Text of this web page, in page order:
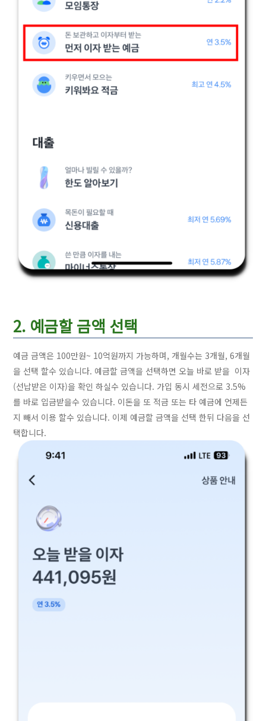
2. 예금할 금액 선택
예금 금액은 100만원~ 10억원까지 가능하며, 개월수는 3개월, 6개월
을 선택 할수 있습니다. 예금할 금액을 선택하면 오늘 바로 받을 이자
(선납받은 이자)을 확인 하실수 있습니다. 가입 동시 세전으로 3.5%
를 바로 입금받을수 있습니다. 이돈을 또 적금 또는 타 예금에 언제든
지 빼서 이용 할수 있습니다. 이제 예금할 금액을 선택 한뒤 다음을 선
택합니다.